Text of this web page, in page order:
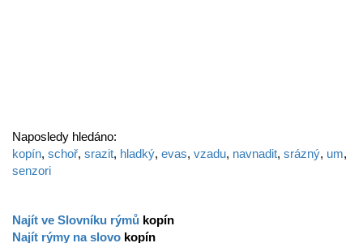
Naposledy hledáno:
kopín, schoř, srazit, hladký, evas, vzadu, navnadit, srázný, um,
senzori
Najít ve Slovníku rýmů kopín
Najít rýmy na slovo kopín